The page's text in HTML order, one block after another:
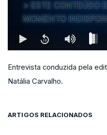
ESTE CONTEÚDO
MOMENTO
Entrevista conduzida pela
Natália Carvalho.
ARTIGOS RELACIONADOS